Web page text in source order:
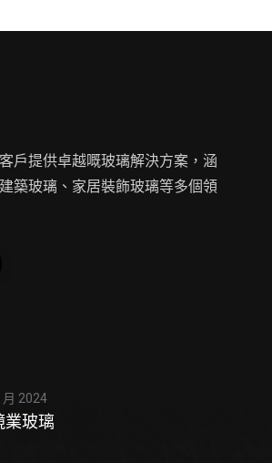
戶提供卓越嘅玻璃解決方案，涵
築玻璃、家居裝飾玻璃等多個領
月 2024
業玻璃